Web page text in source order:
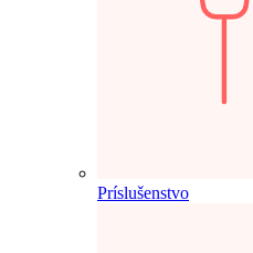
Príslušenstvo